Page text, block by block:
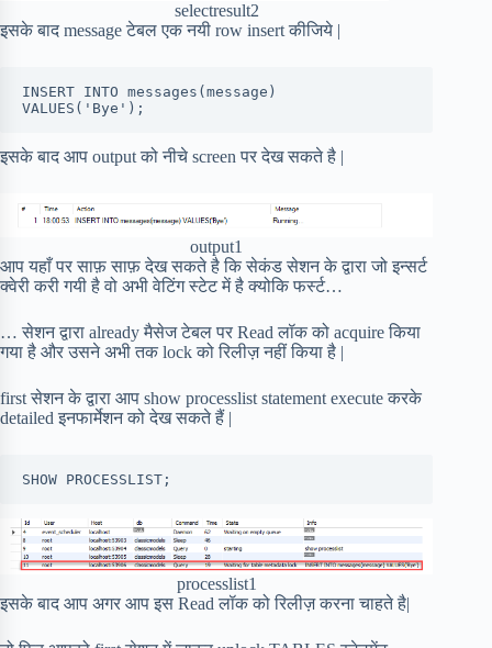
selectresult2
इसके बाद message टेबल एक नयी row insert कीजिये |
INSERT INTO messages(message)
VALUES('Bye');
इसके बाद आप output को नीचे screen पर देख सकते है |
output1
आप यहाँ पर साफ़ साफ़ देख सकते है कि सेकंड सेशन के द्वारा जो इन्सर्ट
क्वेरी करी गयी है वो अभी वेटिंग स्टेट में है क्योकि फर्स्ट…
… सेशन द्वारा already मैसेज टेबल पर Read लॉक को acquire किया
गया है और उसने अभी तक lock को रिलीज़ नहीं किया है |
first सेशन के द्वारा आप show processlist statement execute करके
detailed इनफार्मेशन को देख सकते हैं |
SHOW PROCESSLIST;
processlist1
इसके बाद आप अगर आप इस Read लॉक को रिलीज़ करना चाहते है|